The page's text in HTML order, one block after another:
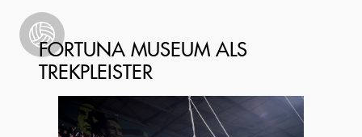
FORTUNA MUSEUM ALS
TREKPLEISTER